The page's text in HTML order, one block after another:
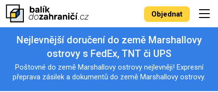
Objednat
Nejlevnější doručení do země Marshallovy
ostrovy s FedEx, TNT či UPS
Poštovné do země Marshallovy ostrovy nejlevněji! Expresní
přeprava zásilek a dokumentů do země Marshallovy ostrovy.